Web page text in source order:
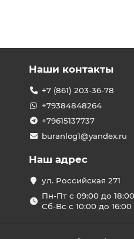
Наши контакты
+7 (861) 203-36-78
+79384848264
+79615137737
buranlog1@yandex.ru
Наш адрес
ул. Российская 271
Пн-Пт с 09:00 до 18:00
Сб-Вс с 10:00 до 16:00